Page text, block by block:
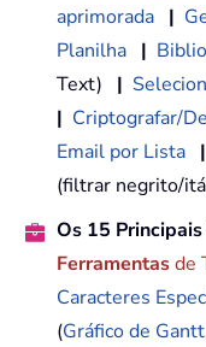
aprimorada |
Planilha |
Text) |
| Criptografar/
Email por Lista |
(filtrar negrito/
Os 15
Ferramentasde
Caracteres
(Gráfico de Gantt